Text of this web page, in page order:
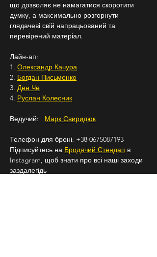
що дозволяє не намагатися скоротити
думку, а максимально розгорнути
глядачеві свій напрацьований та
перевірений матеріал.
Лайн-ап:
1. Олександр Качура
2. Богдан Письменко
3. Ден Че
4. Руслан Колесник
Ведучий: Марк Свиридюк
Телефон для броні: +38 0675087193
Підписуйтесь на Бродячий Стендап в
Instagram, щоб знати про всі наші заходи
заздалегідь